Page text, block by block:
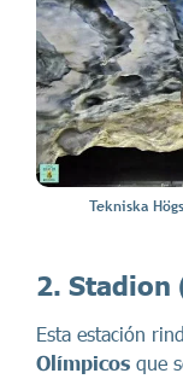
Tekniska
2. Stadion
Esta estación
Olímpicos que